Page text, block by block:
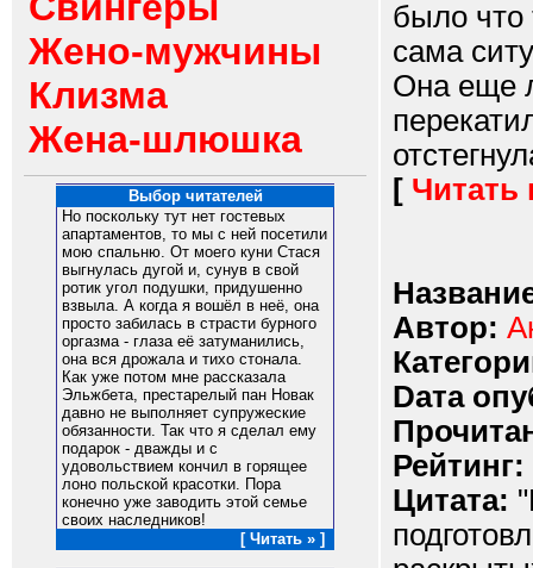
Жено-мужчины
Клизма
Жена-шлюшка
Выбор читателей
Но поскольку тут нет гостевых
апартаментов, то мы с ней посетили
мою спальню. От моего куни Стася
выгнулась дугой и, сунув в свой
ротик угол подушки, придушенно
взвыла. А когда я вошёл в неё, она
просто забилась в страсти бурного
оргазма - глаза её затуманились,
она вся дрожала и тихо стонала.
Как уже потом мне рассказала
Эльжбета, престарелый пан Новак
давно не выполняет супружеские
обязанности. Так что я сделал ему
подарок - дважды и с
удовольствием кончил в горящее
лоно польской красотки. Пора
конечно уже заводить этой семье
своих наследников!
[ Читать » ]
было что
сама
Она еще
[ Читать
Автор:
Dата
Рейтинг:
Цитата: